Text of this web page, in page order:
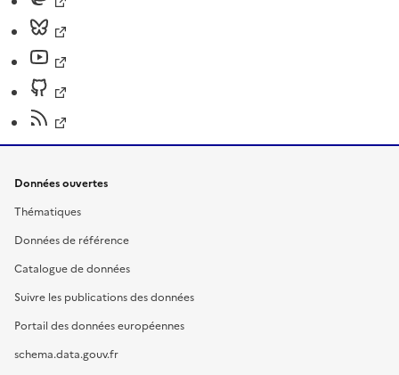
Données ouvertes
Thématiques
Données de référence
Catalogue de données
Suivre les publications des données
Portail des données européennes
schema.data.gouv.fr